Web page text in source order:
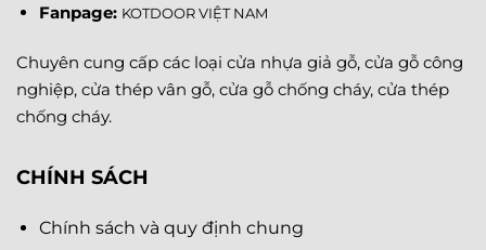
Fanpage: KOTDOOR VIỆT NAM
Chuyên cung cấp các loại cửa nhựa giả gỗ, cửa gỗ công
nghiệp, cửa thép vân gỗ, cửa gỗ chống cháy, cửa thép
chống cháy.
CHÍNH SÁCH
Chính sách và quy định chung